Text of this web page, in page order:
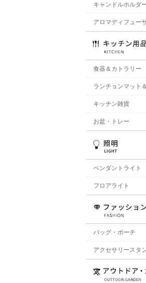
キャンドルホルダ
アロマディフュー
食器＆カトラリー
ランチョンマット
キッチン雑貨
お盆・トレー
ペンダントライト
フロアライト
バッグ・ポーチ
アクセサリースタ